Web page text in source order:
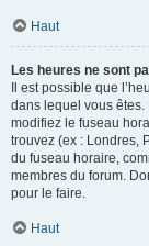
Haut
Les heures ne sont
Il est possible que
dans lequel vous êtes.
modifiez le fuseau
trouvez (ex : Londres,
du fuseau horaire,
membres du forum.
pour le faire.
Haut